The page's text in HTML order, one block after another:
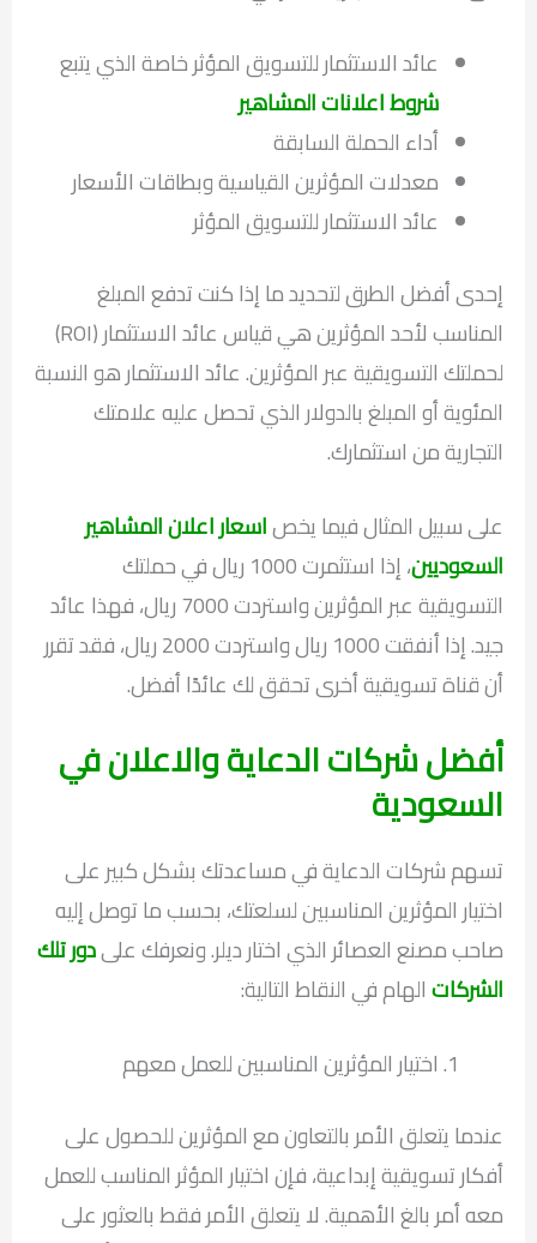
عائد الاستثمار للتسويق المؤثر خاصة الذي يتبع
شروط اعلانات المشاهير
أداء الحملة السابقة
معدلات المؤثرين القياسية وبطاقات الأسعار
عائد الاستثمار للتسويق المؤثر
إحدى أفضل الطرق لتحديد ما إذا كنت تدفع المبلغ
المناسب لأحد المؤثرين هي قياس عائد الاستثمار (ROI)
لحملتك التسويقية عبر المؤثرين. عائد الاستثمار هو النسبة
المئوية أو المبلغ بالدولار الذي تحصل عليه علامتك
التجارية من استثمارك.
على سبيل المثال فيما يخصاسعار اعلان المشاهير
السعوديين
، إذا استثمرت 1000 ريال في حملتك
التسويقية عبر المؤثرين واستردت 7000 ريال، فهذا عائد
جيد. إذا أنفقت 1000 ريال واستردت 2000 ريال، فقد تقرر
أن قناة تسويقية أخرى تحقق لك عائدًا أفضل.
أفضل شركات الدعاية والاعلان في
السعودية
تسهم شركات الدعاية في مساعدتك بشكل كبير على
اختيار المؤثرين المناسبين لسلعتك، بحسب ما توصل إليه
صاحب مصنع العصائر الذي اختار ديلر. ونعرفك علىدور تلك
الشركاتالهام في النقاط التالية:
اختيار المؤثرين المناسبين للعمل معهم
عندما يتعلق الأمر بالتعاون مع المؤثرين للحصول على
أفكار تسويقية إبداعية، فإن اختيار المؤثر المناسب للعمل
معه أمر بالغ الأهمية. لا يتعلق الأمر فقط بالعثور على